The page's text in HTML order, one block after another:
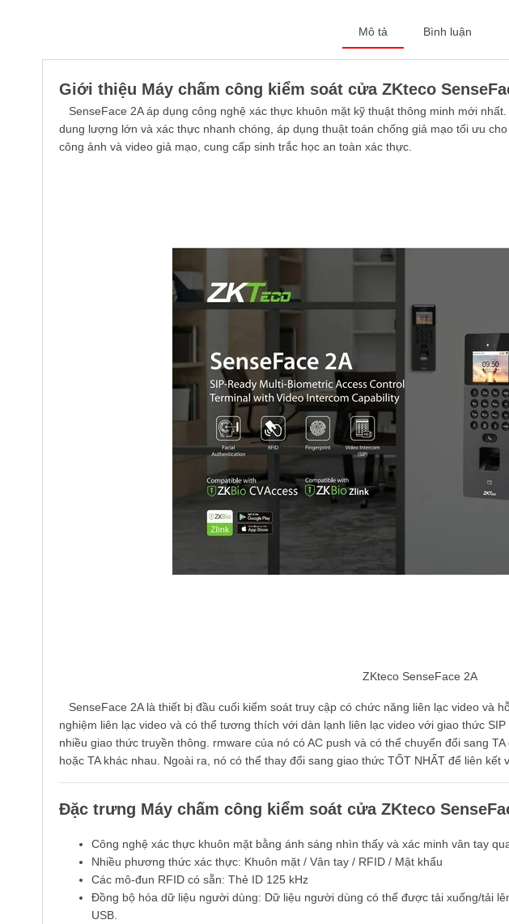
Mô tả Bình luận
Giới thiệu Máy chấm công kiểm soát cửa ZKteco
SenseFace 2A áp dụng công nghệ xác thực khuôn mặt kỹ thuật thông minh mới
dung lượng lớn và xác thực nhanh chóng, áp dụng thuật toán chống giả mạo tối ưu
công ảnh và video giả mạo, cung cấp sinh trắc học an toàn xác thực.
ZKteco SenseFace 2A
SenseFace 2A là thiết bị đầu cuối kiểm soát truy cập có chức năng liên lạc video và
nghiệm liên lạc video và có thể tương thích với dàn lạnh liên lạc video với giao thức
nhiều giao thức truyền thông. rmware của nó có AC push và có thể chuyển đổi sang
hoặc TA khác nhau. Ngoài ra, nó có thể thay đổi sang giao thức TỐT NHẤT để liên kết
Đặc trưng Máy chấm công kiểm soát cửa ZKteco
Công nghệ xác thực khuôn mặt bằng ánh sáng nhìn thấy và xác minh vân tay
Nhiều phương thức xác thực: Khuôn mặt / Vân tay / RFID / Mật khẩu
Các mô-đun RFID có sẵn: Thẻ ID 125 kHz
Đồng bộ hóa dữ liệu người dùng: Dữ liệu người dùng có thể được tải xuống/tải
USB.